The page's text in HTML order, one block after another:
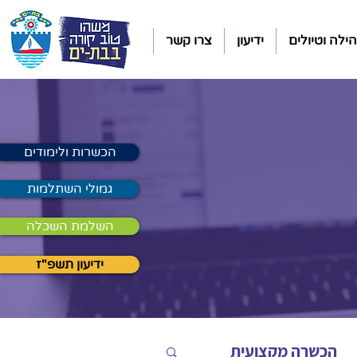
הכשרות ולימודים
גמולי השתלמות
השלמת השכלה
ידיעון תשפ"ז
וטיולים ידיעון צרו קשר
הכשרה מקצועית